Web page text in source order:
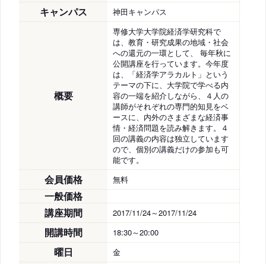
キャンパス 神田キャンパス
概要
専修大学大学院経済学研究科で
は、教育・研究成果の地域・社会
への還元の一環として、 毎年秋に
公開講座を行っています。今年度
は、「経済学アラカルト」という
テーマの下に、大学院で学べる内
容の一端を紹介しながら、４人の
講師がそれぞれの専門的知見をベ
ースに、内外のさまざまな経済事
情・経済問題を読み解きます。４
回の講義の内容は独立しています
ので、個別の講義だけの参加も可
能です。
会員価格 無料
一般価格
講座期間
2017/11/24～2017/11/24
開講時間 18:30～20:00
曜日 金